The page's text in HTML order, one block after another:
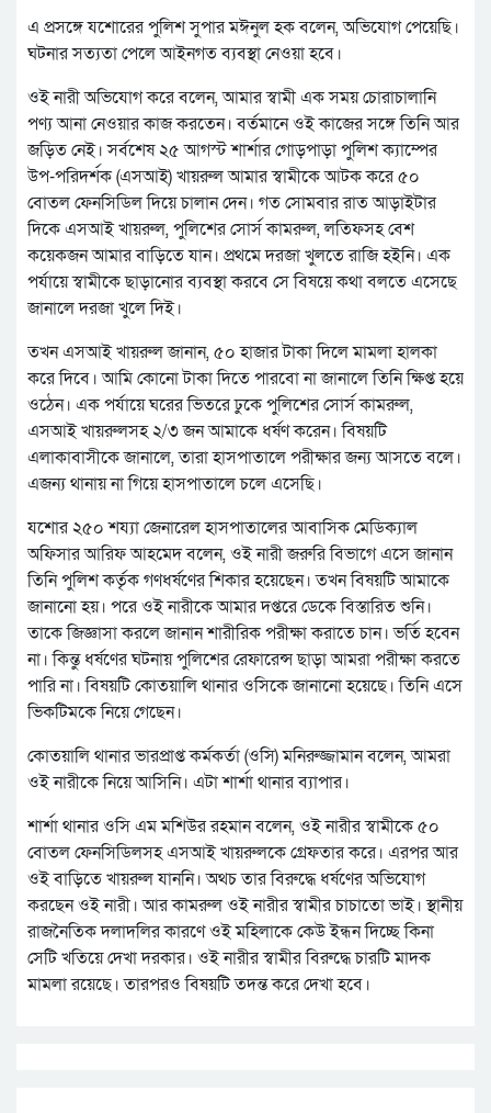
এ প্রসঙ্গে যশোরের পুলিশ সুপার মঈনুল হক বলেন, অভিযোগ পেয়েছি।
ঘটনার সত্যতা পেলে আইনগত ব্যবস্থা নেওয়া হবে।
ওই নারী অভিযোগ করে বলেন, আমার স্বামী এক সময় চোরাচালানি
পণ্য আনা নেওয়ার কাজ করতেন। বর্তমানে ওই কাজের সঙ্গে তিনি আর
জড়িত নেই। সর্বশেষ ২৫ আগস্ট শার্শার গোড়পাড়া পুলিশ ক্যাম্পের
উপ-পরিদর্শক (এসআই) খায়রুল আমার স্বামীকে আটক করে ৫০
বোতল ফেনসিডিল দিয়ে চালান দেন। গত সোমবার রাত আড়াইটার
দিকে এসআই খায়রুল, পুলিশের সোর্স কামরুল, লতিফসহ বেশ
কয়েকজন আমার বাড়িতে যান। প্রথমে দরজা খুলতে রাজি হইনি। এক
পর্যায়ে স্বামীকে ছাড়ানোর ব্যবস্থা করবে সে বিষয়ে কথা বলতে এসেছে
জানালে দরজা খুলে দিই।
তখন এসআই খায়রুল জানান, ৫০ হাজার টাকা দিলে মামলা হালকা
করে দিবে। আমি কোনো টাকা দিতে পারবো না জানালে তিনি ক্ষিপ্ত হয়ে
ওঠেন। এক পর্যায়ে ঘরের ভিতরে ঢুকে পুলিশের সোর্স কামরুল,
এসআই খায়রুলসহ ২/৩ জন আমাকে ধর্ষণ করেন। বিষয়টি
এলাকাবাসীকে জানালে, তারা হাসপাতালে পরীক্ষার জন্য আসতে বলে।
এজন্য থানায় না গিয়ে হাসপাতালে চলে এসেছি।
যশোর ২৫০ শয্যা জেনারেল হাসপাতালের আবাসিক মেডিক্যাল
অফিসার আরিফ আহমেদ বলেন, ওই নারী জরুরি বিভাগে এসে জানান
তিনি পুলিশ কর্তৃক গণধর্ষণের শিকার হয়েছেন। তখন বিষয়টি আমাকে
জানানো হয়। পরে ওই নারীকে আমার দপ্তরে ডেকে বিস্তারিত শুনি।
তাকে জিজ্ঞাসা করলে জানান শারীরিক পরীক্ষা করাতে চান। ভর্তি হবেন
না। কিন্তু ধর্ষণের ঘটনায় পুলিশের রেফারেন্স ছাড়া আমরা পরীক্ষা করতে
পারি না। বিষয়টি কোতয়ালি থানার ওসিকে জানানো হয়েছে। তিনি এসে
ভিকটিমকে নিয়ে গেছেন।
কোতয়ালি থানার ভারপ্রাপ্ত কর্মকর্তা (ওসি) মনিরুজ্জামান বলেন, আমরা
ওই নারীকে নিয়ে আসিনি। এটা শার্শা থানার ব্যাপার।
শার্শা থানার ওসি এম মশিউর রহমান বলেন, ওই নারীর স্বামীকে ৫০
বোতল ফেনসিডিলসহ এসআই খায়রুলকে গ্রেফতার করে। এরপর আর
ওই বাড়িতে খায়রুল যাননি। অথচ তার বিরুদ্ধে ধর্ষণের অভিযোগ
করছেন ওই নারী। আর কামরুল ওই নারীর স্বামীর চাচাতো ভাই। স্থানীয়
রাজনৈতিক দলাদলির কারণে ওই মহিলাকে কেউ ইন্ধন দিচ্ছে কিনা
সেটি খতিয়ে দেখা দরকার। ওই নারীর স্বামীর বিরুদ্ধে চারটি মাদক
মামলা রয়েছে। তারপরও বিষয়টি তদন্ত করে দেখা হবে।